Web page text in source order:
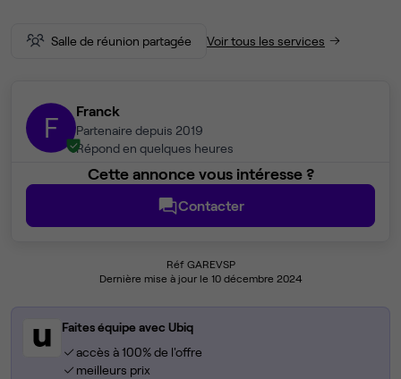
Salle de réunion partagée Voir tous les services
F Franck
Partenaire depuis 2019
Répond en quelques heures
Cette annonce vous intéresse ?
Contacter
Réf GAREVSP
Dernière mise à jour le 10 décembre 2024
Faites équipe avec Ubiq
accès à 100% de l'offre
meilleurs prix